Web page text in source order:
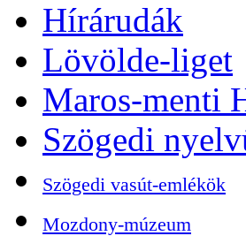
Hírárudák
Lövölde-liget
Maros-menti
Szögedi
Szögedi vasút-emlékök
Mozdony-múzeum